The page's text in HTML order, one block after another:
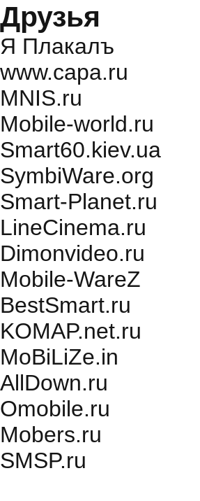
Друзья
Я Плакалъ
www.capa.ru
MNIS.ru
Mobile-world.ru
Smart60.kiev.ua
SymbiWare.org
Smart-Planet.ru
LineCinema.ru
Dimonvideo.ru
Mobile-WareZ
BestSmart.ru
KOMAP.net.ru
MoBiLiZe.in
AllDown.ru
Оmobile.ru
Mobers.ru
SMSP.ru